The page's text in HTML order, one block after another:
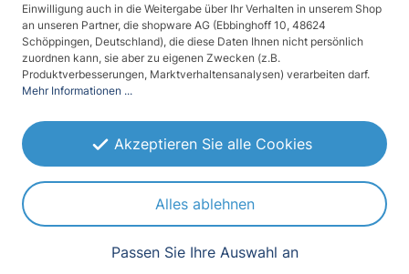
Beschreibung
Einwilligung auch in die Weitergabe über Ihr Verhalten in unserem Shop
an unseren Partner, die shopware AG (Ebbinghoff 10, 48624
Schöppingen, Deutschland), die diese Daten Ihnen nicht persönlich
zuordnen kann, sie aber zu eigenen Zwecken (z.B.
Produktverbesserungen, Marktverhaltensanalysen) verarbeiten darf.
Mehr Informationen ...
Akzeptieren Sie alle Cookies
Alles ablehnen
Passen Sie Ihre Auswahl an